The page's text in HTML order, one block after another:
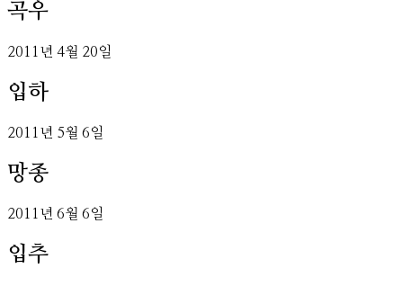
곡우
2011년 4월 20일
입하
2011 년 5월 6일
망종
2011 년 6월 6일
입추